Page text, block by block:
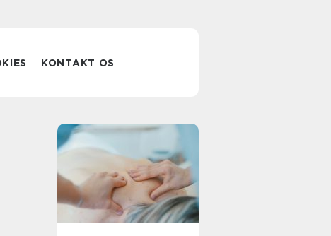
KONTAKT OS